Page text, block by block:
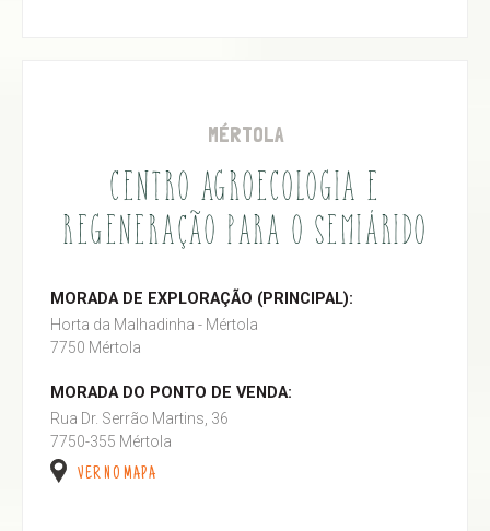
MÉRTOLA
CENTRO AGROECOLOGIA E
REGENERAÇÃO PARA O SEMIÁRIDO
MORADA DE EXPLORAÇÃO (PRINCIPAL):
Horta da Malhadinha - Mértola
7750 Mértola
MORADA DO PONTO DE VENDA:
Rua Dr. Serrão Martins, 36
7750-355 Mértola
VER NO MAPA